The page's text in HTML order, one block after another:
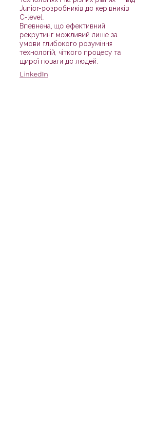
Junior-розробників до керівників
C-level.
Впевнена, що ефективний
рекрутинг можливий лише за
умови глибокого розуміння
технологій, чіткого процесу та
щирої поваги до людей.
LinkedIn